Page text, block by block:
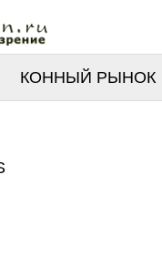
КОННЫЙ РЫНОК